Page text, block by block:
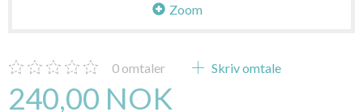
Zoom
0 omtaler Skriv omtale
240,00 NOK